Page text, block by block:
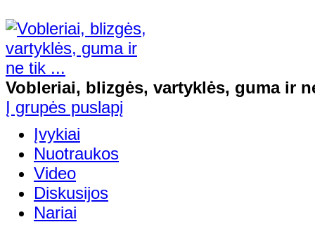
Vobleriai, blizgės, vartyklės, guma ir
Į grupės puslapį
Įvykiai
Nuotraukos
Video
Diskusijos
Nariai